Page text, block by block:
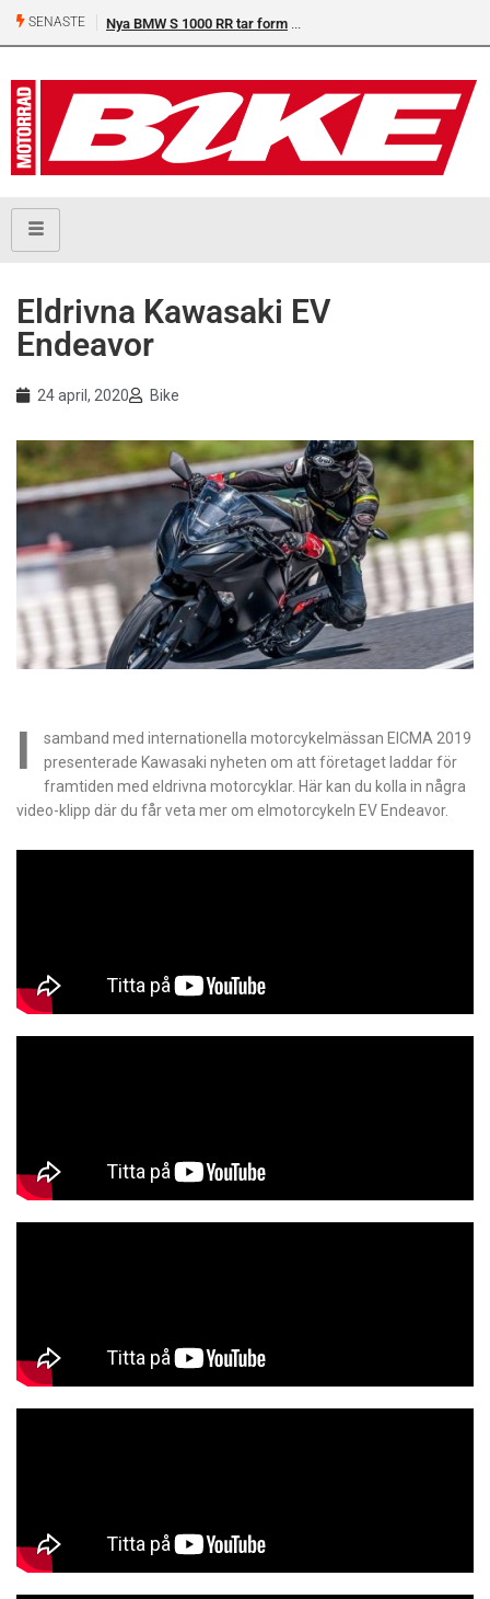
SENASTE Nya BMW S 1000 RR tar form
Eldrivna Kawasaki EV
Endeavor
24 april, 2020 Bike
I
samband med internationella motorcykelmässan EICMA 2019
presenterade Kawasaki nyheten om att företaget laddar för
framtiden med eldrivna motorcyklar. Här kan du kolla in några
video-klipp där du får veta mer om elmotorcykeln EV Endeavor.